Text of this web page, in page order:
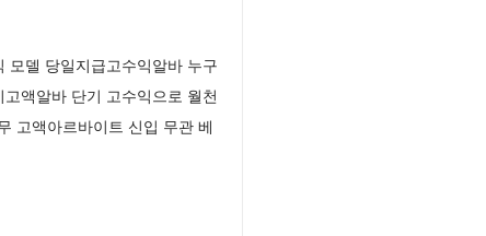
모델 당일지급고수익알바 누구
액알바 단기 고수익으로 월천
고액아르바이트 신입 무관 베